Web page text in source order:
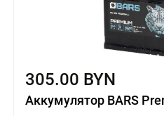
305.00 BYN
Аккумулятор BARS